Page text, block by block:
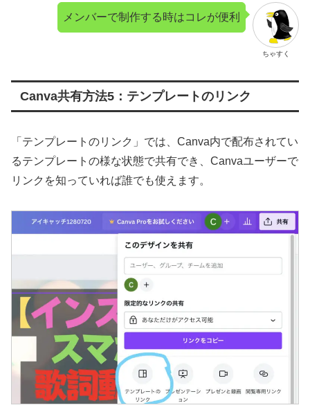
ちゃすく
メンバーで制作する時はコレが便利
Canva共有方法5：テンプレートのリンク
「テンプレートのリンク」では、Canva内で配布されてい
るテンプレートの様な状態で共有でき、Canvaユーザーで
リンクを知っていれば誰でも使えます。